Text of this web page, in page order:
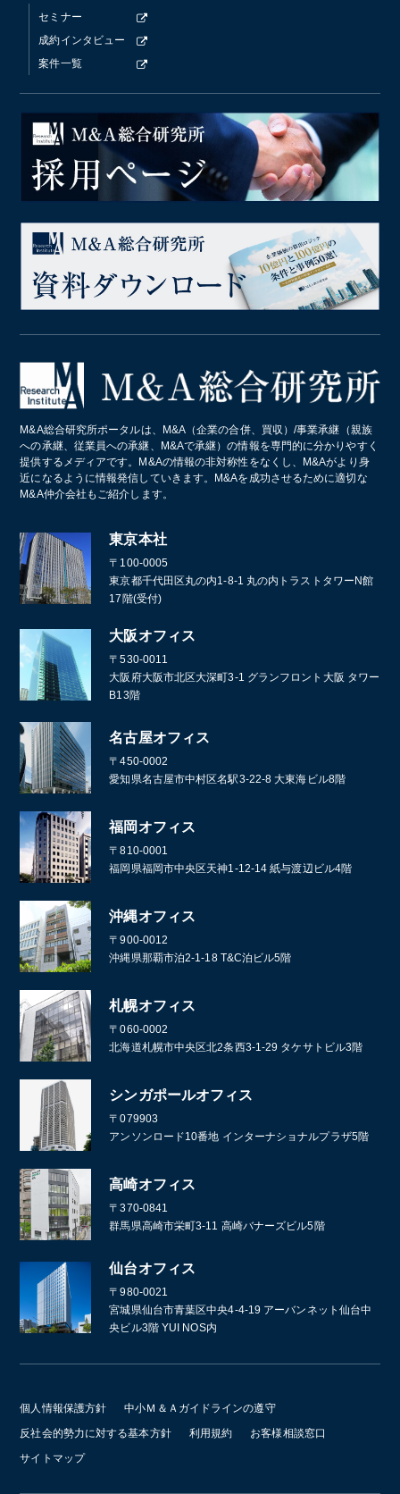
セミナー
成約インタビュー
案件一覧
M&A総合研究所ポータルは、M&A（企業の合併、買収）/事業承継（親族
への承継、従業員への承継、M&Aで承継）の情報を専門的に分かりやすく
提供するメディアです。M&Aの情報の非対称性をなくし、M&Aがより身
近になるように情報発信していきます。M&Aを成功させるために適切な
M&A仲介会社もご紹介します。
東京本社
〒100-0005
東京都千代田区丸の内1-8-1 丸の内トラストタワーN館
17階(受付)
大阪オフィス
〒530-0011
大阪府大阪市北区大深町3-1 グランフロント大阪 タワー
B13階
名古屋オフィス
〒450-0002
愛知県名古屋市中村区名駅3-22-8 大東海ビル8階
福岡オフィス
〒810-0001
福岡県福岡市中央区天神1-12-14 紙与渡辺ビル4階
沖縄オフィス
〒900-0012
沖縄県那覇市泊2-1-18 T&C泊ビル5階
札幌オフィス
〒060-0002
北海道札幌市中央区北2条西3-1-29 タケサトビル3階
シンガポールオフィス
〒079903
アンソンロード10番地 インターナショナルプラザ5階
高崎オフィス
〒370-0841
群馬県高崎市栄町3-11 高崎バナーズビル5階
仙台オフィス
〒980-0021
宮城県仙台市青葉区中央4-4-19 アーバンネット仙台中
央ビル3階 YUI NOS内
個人情報保護方針
中小Ｍ＆Ａガイドラインの遵守
反社会的勢力に対する基本方針
利用規約
お客様相談窓口
サイトマップ